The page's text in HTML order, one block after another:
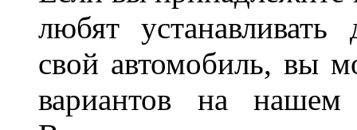
любят устанавливать
свой автомобиль, вы
вариантов на